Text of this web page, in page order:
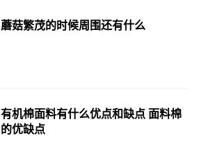
蘑菇繁茂的时候周围还有什么
有机棉面料有什么优点和缺点 面料棉
的优缺点